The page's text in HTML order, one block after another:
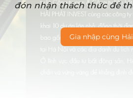
đón nhận thách thức để
Gia nhập cùng